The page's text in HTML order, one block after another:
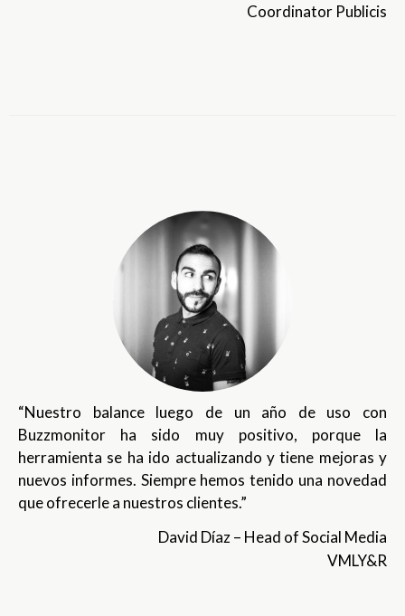
Coordinator Publicis
“Nuestro balance luego de un año de uso con
Buzzmonitor ha sido muy positivo, porque la
herramienta se ha ido actualizando y tiene mejoras y
nuevos informes. Siempre hemos tenido una novedad
que ofrecerle a nuestros clientes.”
David Díaz – Head of Social Media
VMLY&R